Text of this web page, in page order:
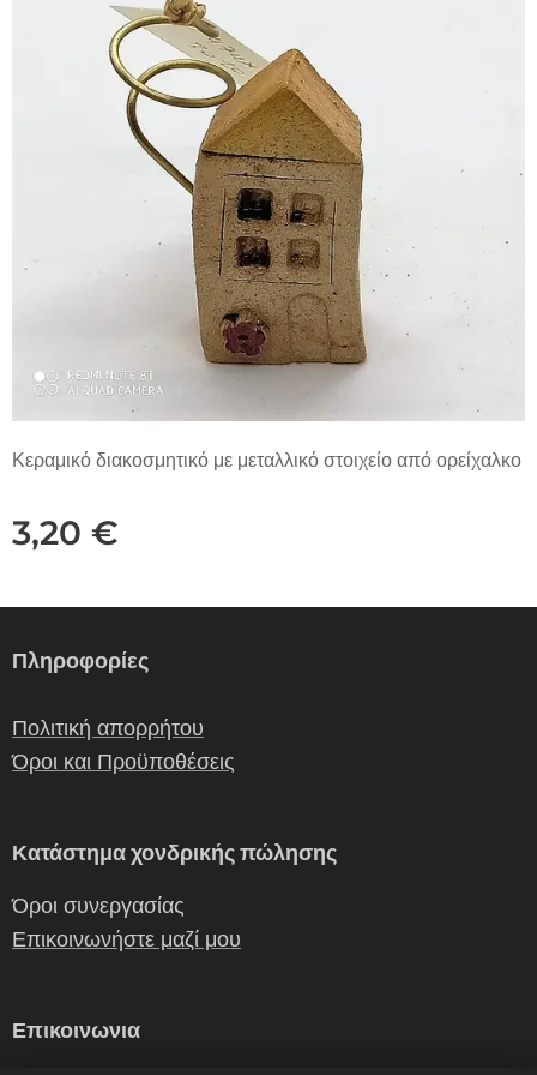
Κεραμικό διακοσμητικό με μεταλλικό στοιχείο από ορείχαλκο
3,20 €
Πληροφορίες
Πολιτική απορρήτου
Όροι και Προϋποθέσεις
Κατάστημα χονδρικής πώλησης
Όροι συνεργασίας
Επικοινωνήστε μαζί μου
Επικοινωνια